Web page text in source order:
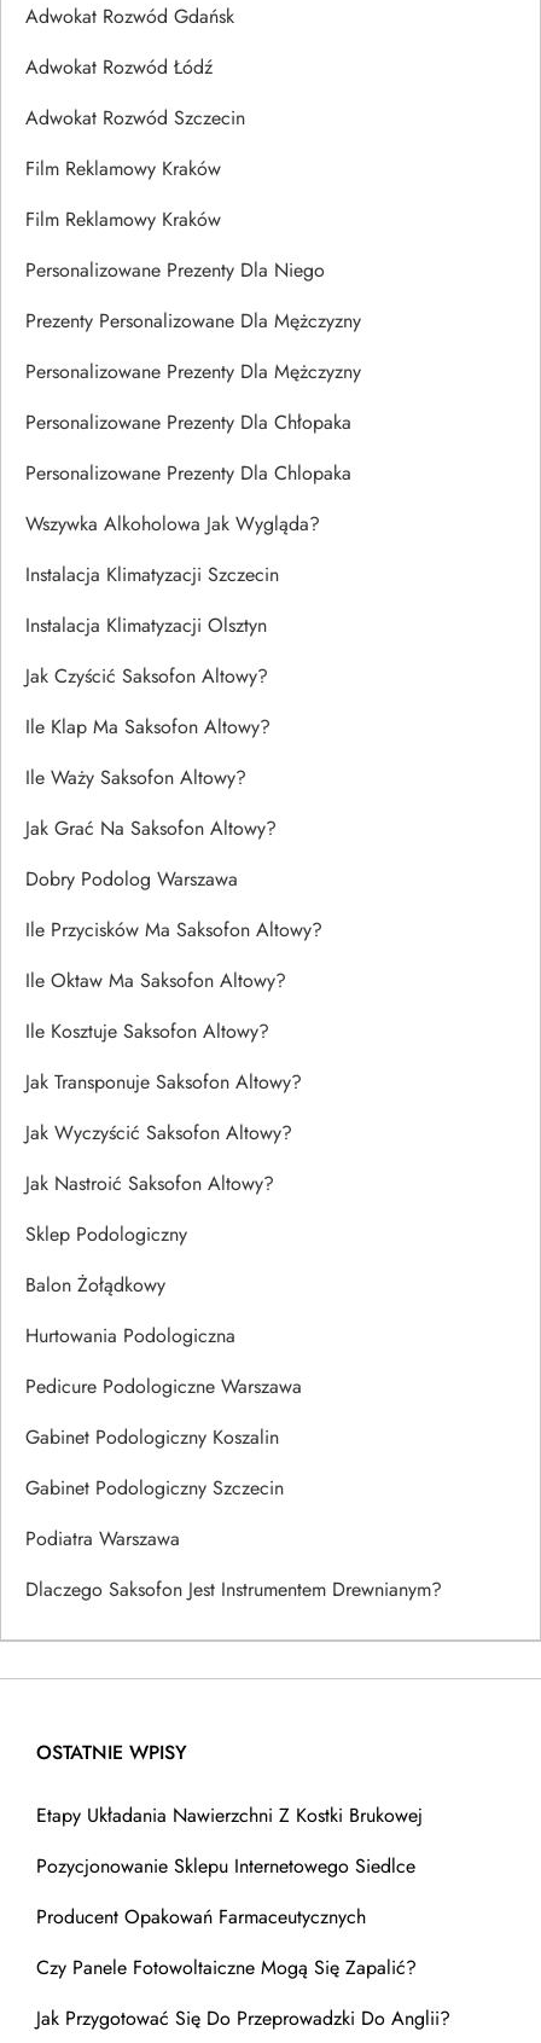
Adwokat Rozwód Gdańsk
Adwokat Rozwód Łódź
Adwokat Rozwód Szczecin
Film Reklamowy Kraków
Film Reklamowy Kraków
Personalizowane Prezenty Dla Niego
Prezenty Personalizowane Dla Mężczyzny
Personalizowane Prezenty Dla Mężczyzny
Personalizowane Prezenty Dla Chłopaka
Personalizowane Prezenty Dla Chlopaka
Wszywka Alkoholowa Jak Wygląda?
Instalacja Klimatyzacji Szczecin
Instalacja Klimatyzacji Olsztyn
Jak Czyścić Saksofon Altowy?
Ile Klap Ma Saksofon Altowy?
Ile Waży Saksofon Altowy?
Jak Grać Na Saksofon Altowy?
Dobry Podolog Warszawa
Ile Przycisków Ma Saksofon Altowy?
Ile Oktaw Ma Saksofon Altowy?
Ile Kosztuje Saksofon Altowy?
Jak Transponuje Saksofon Altowy?
Jak Wyczyścić Saksofon Altowy?
Jak Nastroić Saksofon Altowy?
Sklep Podologiczny
Balon Żołądkowy
Hurtowania Podologiczna
Pedicure Podologiczne Warszawa
Gabinet Podologiczny Koszalin
Gabinet Podologiczny Szczecin
Podiatra Warszawa
Dlaczego Saksofon Jest Instrumentem Drewnianym?
OSTATNIE WPISY
Etapy Układania Nawierzchni Z Kostki Brukowej
Pozycjonowanie Sklepu Internetowego Siedlce
Producent Opakowań Farmaceutycznych
Czy Panele Fotowoltaiczne Mogą Się Zapalić?
Jak Przygotować Się Do Przeprowadzki Do Anglii?